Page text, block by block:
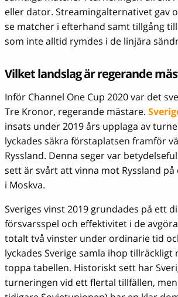
eller dator. Streamingalternativet gav
se matcher i efterhand samt tillgång
som inte alltid rymdes i de linjära
Vilket landslag är regerande
Inför Channel One Cup 2020 var det
Tre Kronor, regerande mästare.
insats under 2019 års upplaga av
lyckades säkra förstaplatsen framför
Ryssland. Denna seger var
sett är svårt att vinna mot Ryssland
i Moskva.
Sveriges vinst 2019 grundades på ett
försvarsspel och effektivitet i de
totalt två vinster under ordinarie tid
lyckades Sverige samla ihop
toppa tabellen. Historiskt sett har
turneringen vid ett flertal tillfällen, men